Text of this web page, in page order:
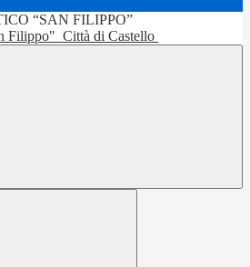
Filippo" Città di Castello